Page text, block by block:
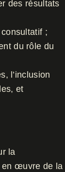
des résultats
;
du rôle du
l’inclusion
et
la
en œuvre de la